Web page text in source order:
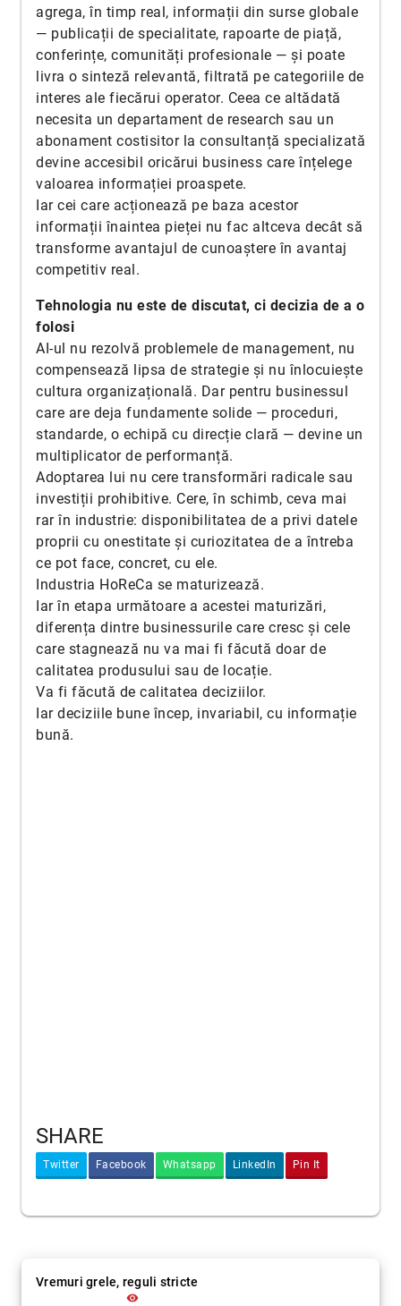
agrega, în timp real, informații din surse globale
— publicații de specialitate, rapoarte de piață,
conferințe, comunități profesionale — și poate
livra o sinteză relevantă, filtrată pe categoriile de
interes ale fiecărui operator. Ceea ce altădată
necesita un departament de research sau un
abonament costisitor la consultanță specializată
devine accesibil oricărui business care înțelege
valoarea informației proaspete.
Iar cei care acționează pe baza acestor
informații înaintea pieței nu fac altceva decât să
transforme avantajul de cunoaștere în avantaj
competitiv real.
Tehnologia nu este de discutat, ci decizia de a o
folosi
AI-ul nu rezolvă problemele de management, nu
compensează lipsa de strategie și nu înlocuiește
cultura organizațională. Dar pentru businessul
care are deja fundamente solide — proceduri,
standarde, o echipă cu direcție clară — devine un
multiplicator de performanță.
Adoptarea lui nu cere transformări radicale sau
investiții prohibitive. Cere, în schimb, ceva mai
rar în industrie: disponibilitatea de a privi datele
proprii cu onestitate și curiozitatea de a întreba
ce pot face, concret, cu ele.
Industria HoReCa se maturizează.
Iar în etapa următoare a acestei maturizări,
diferența dintre businessurile care cresc și cele
care stagnează nu va mai fi făcută doar de
calitatea produsului sau de locație.
Va fi făcută de calitatea deciziilor.
Iar deciziile bune încep, invariabil, cu informație
bună.
SHARE
Twitter Facebook Whatsapp LinkedIn Pin It
Vremuri grele, reguli stricte
visibility